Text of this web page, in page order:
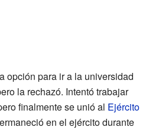
opción para ir a la universidad
la rechazó. Intentó trabajar
finalmente se unió al Ejército
en el ejército durante